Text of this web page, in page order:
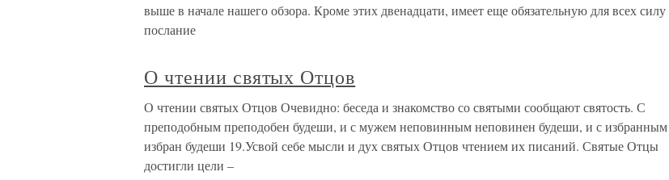
выше в начале нашего обзора. Кроме этих двенадцати, имеет еще обязательную для всех силу
послание
О чтении святых Отцов
О чтении святых Отцов Очевидно: беседа и знакомство со святыми сообщают святость. С
преподобным преподобен будеши, и с мужем неповинным неповинен будеши, и с избранным
избран будеши 19.Усвой себе мысли и дух святых Отцов чтением их писаний. Святые Отцы
достигли цели –